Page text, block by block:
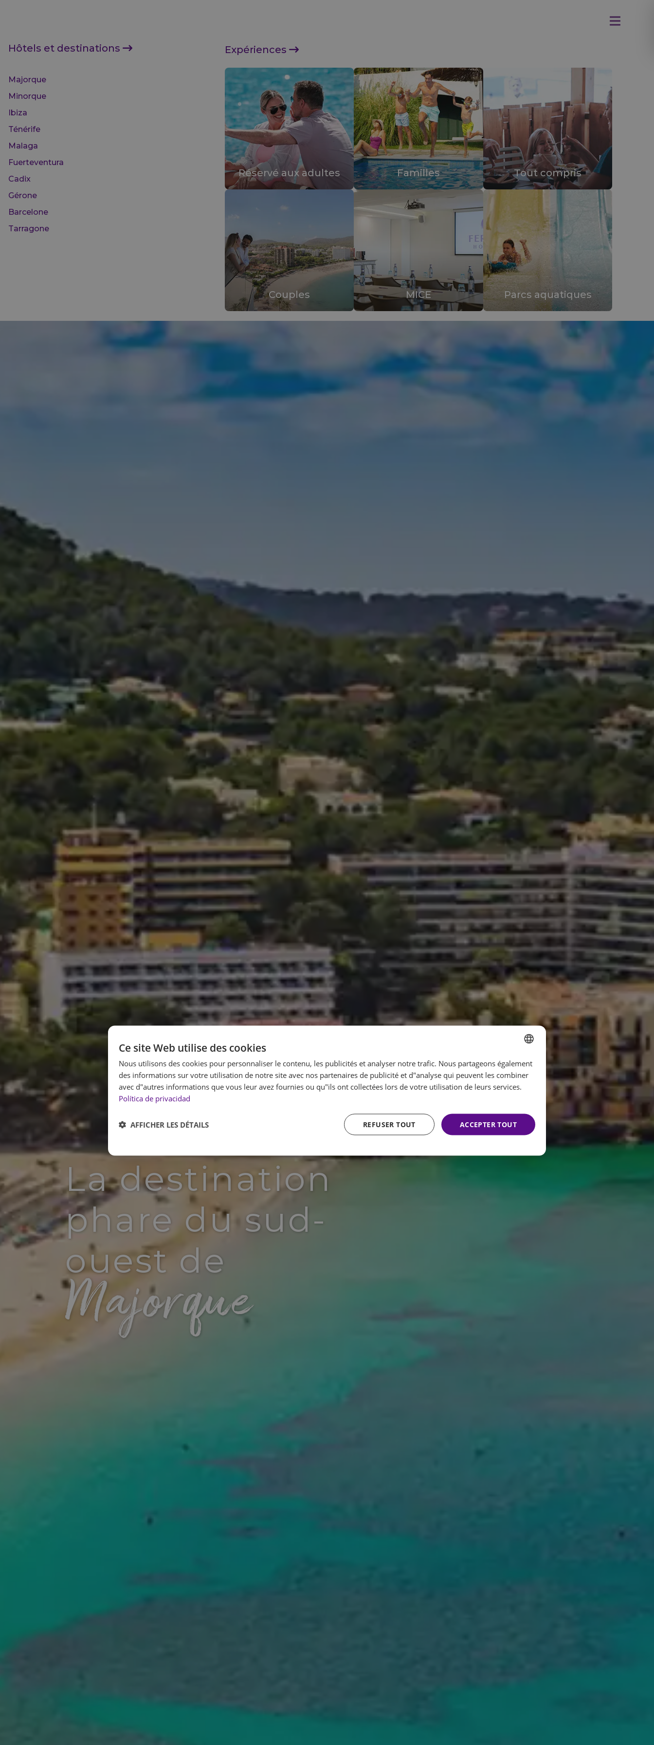
Hôtels et destinations
Majorque
Minorque
Ibiza
Ténérife
Malaga
Fuerteventura
Cadix
Gérone
Barcelone
Tarragone
Expériences
Réservé aux adultes Familles Tout compris
Couples MICE Parcs aquatiques
La destination
phare du sud-
ouest de
Majorque
SPANISH
ENGLISH
GERMAN
Ce site Web utilise des cookies
Nous utilisons des cookies pour personnaliser le contenu, les publicités et analyser notre trafic. Nous partageons également
des informations sur votre utilisation de notre site avec nos partenaires de publicité et d"analyse qui peuvent les combiner
avec d"autres informations que vous leur avez fournies ou qu"ils ont collectées lors de votre utilisation de leurs services.
Política de privacidad
ACCEPTER TOUT
REFUSER TOUT
AFFICHER LES DÉTAILS